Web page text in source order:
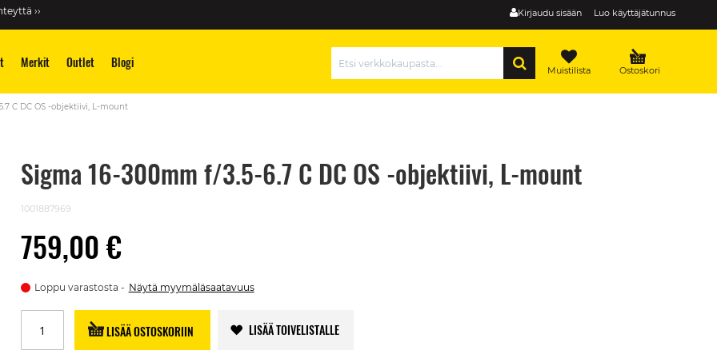
Kirjaudu sisään Luo käyttäjätunnus
››
Merkit Outlet Blogi Ostoskori
Muistilista
C DC OS -objektiivi, L-mount
Sigma 16-300mm f/3.5-6.7 C DC OS -objektiivi, L-mount
1001887969
759,00 €
Loppu varastosta Näytä myymäläsaatavuus
LISÄÄ OSTOSKORIIN LISÄÄ TOIVELISTALLE